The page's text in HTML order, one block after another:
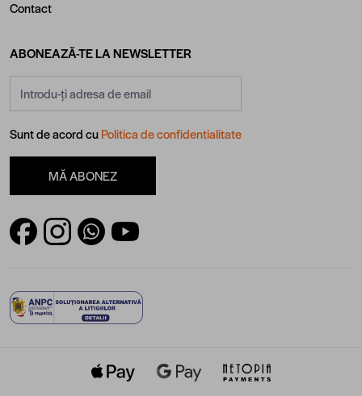
Contact
ABONEAZĂ-TE LA NEWSLETTER
Sunt de acord cuPolitica de confidentialitate
MĂ ABONEZ